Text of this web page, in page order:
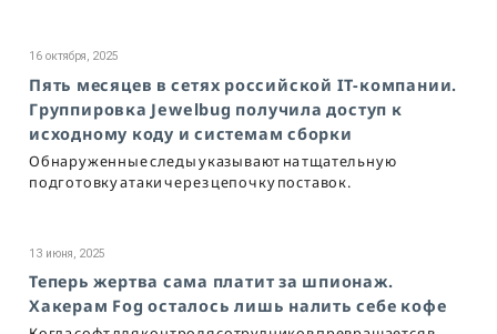
16 октября, 2025
Пять месяцев в сетях российской IT-компании.
Группировка Jewelbug получила доступ к
исходному коду и системам сборки
Обнаруженные следы указывают на тщательную
подготовку атаки через цепочку поставок.
13 июня, 2025
Теперь жертва сама платит за шпионаж.
Хакерам Fog осталось лишь налить себе кофе